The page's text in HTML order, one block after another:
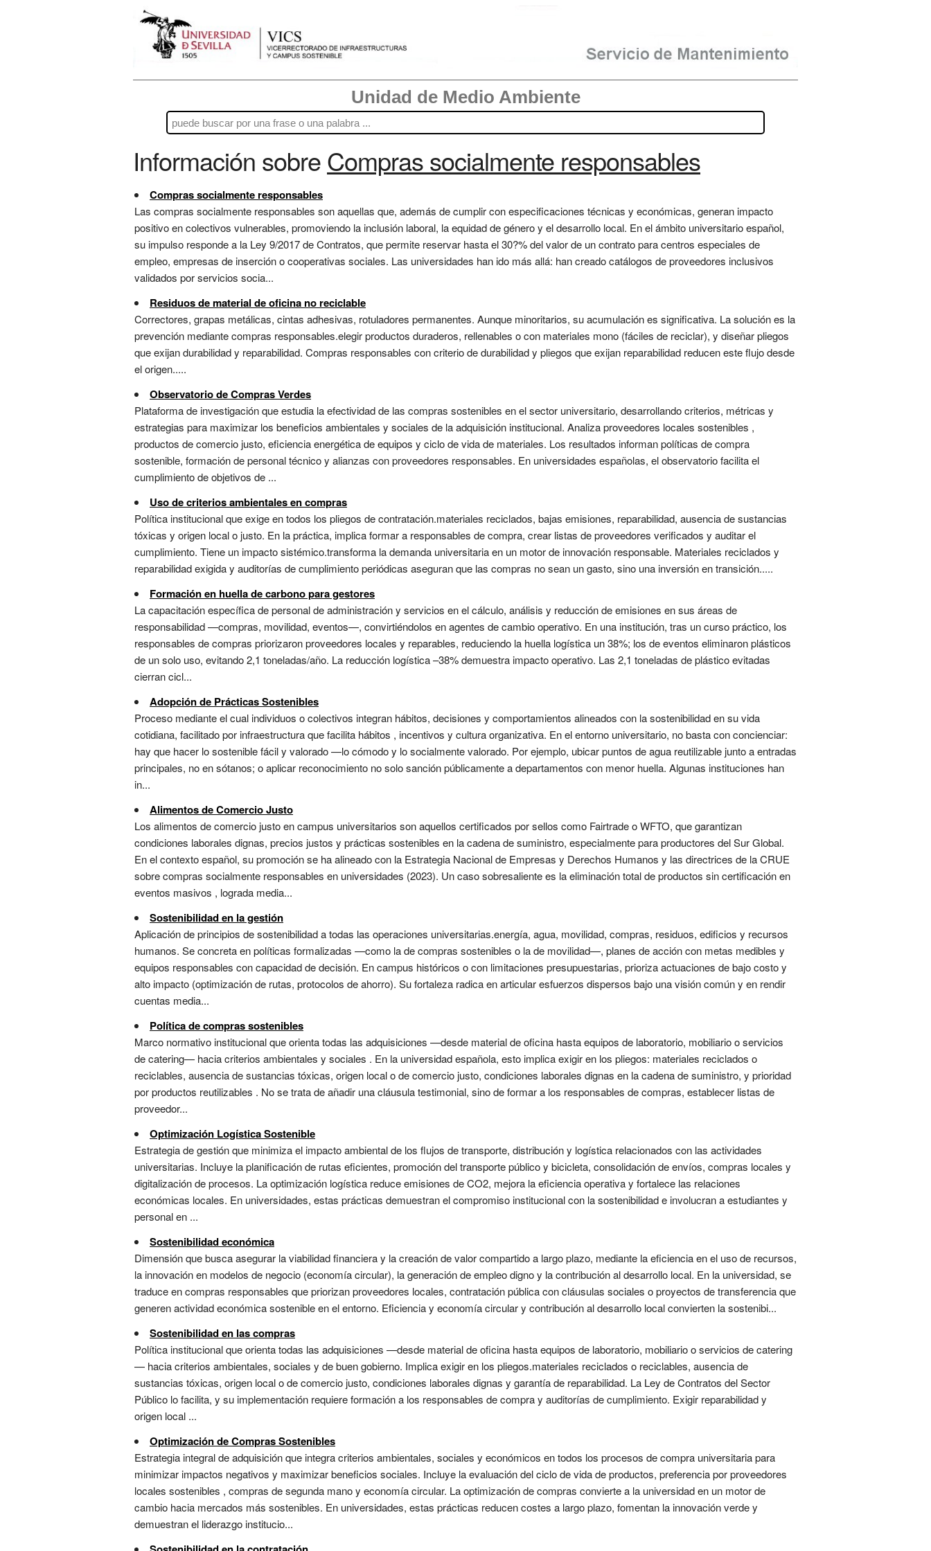
Unidad de Medio Ambiente
Información sobreCompras socialmente responsables
Compras socialmente responsables
Las compras socialmente responsables son aquellas que, además de cumplir con especificaciones técnicas y económicas, generan impacto
positivo en colectivos vulnerables, promoviendo la inclusión laboral, la equidad de género y el desarrollo local. En el ámbito universitario español,
su impulso responde a la Ley 9/2017 de Contratos, que permite reservar hasta el 30?% del valor de un contrato para centros especiales de
empleo, empresas de inserción o cooperativas sociales. Las universidades han ido más allá: han creado catálogos de proveedores inclusivos
validados por servicios socia...
Residuos de material de oficina no reciclable
Correctores, grapas metálicas, cintas adhesivas, rotuladores permanentes. Aunque minoritarios, su acumulación es significativa. La solución es la
prevención mediante compras responsables.elegir productos duraderos, rellenables o con materiales mono (fáciles de reciclar), y diseñar pliegos
que exijan durabilidad y reparabilidad. Compras responsables con criterio de durabilidad y pliegos que exijan reparabilidad reducen este flujo desde
el origen.....
Observatorio de Compras Verdes
Plataforma de investigación que estudia la efectividad de las compras sostenibles en el sector universitario, desarrollando criterios, métricas y
estrategias para maximizar los beneficios ambientales y sociales de la adquisición institucional. Analiza proveedores locales sostenibles ,
productos de comercio justo, eficiencia energética de equipos y ciclo de vida de materiales. Los resultados informan políticas de compra
sostenible, formación de personal técnico y alianzas con proveedores responsables. En universidades españolas, el observatorio facilita el
cumplimiento de objetivos de ...
Uso de criterios ambientales en compras
Política institucional que exige en todos los pliegos de contratación.materiales reciclados, bajas emisiones, reparabilidad, ausencia de sustancias
tóxicas y origen local o justo. En la práctica, implica formar a responsables de compra, crear listas de proveedores verificados y auditar el
cumplimiento. Tiene un impacto sistémico.transforma la demanda universitaria en un motor de innovación responsable. Materiales reciclados y
reparabilidad exigida y auditorías de cumplimiento periódicas aseguran que las compras no sean un gasto, sino una inversión en transición.....
Formación en huella de carbono para gestores
La capacitación específica de personal de administración y servicios en el cálculo, análisis y reducción de emisiones en sus áreas de
responsabilidad —compras, movilidad, eventos—, convirtiéndolos en agentes de cambio operativo. En una institución, tras un curso práctico, los
responsables de compras priorizaron proveedores locales y reparables, reduciendo la huella logística un 38%; los de eventos eliminaron plásticos
de un solo uso, evitando 2,1 toneladas/año. La reducción logística –38% demuestra impacto operativo. Las 2,1 toneladas de plástico evitadas
cierran cicl...
Adopción de Prácticas Sostenibles
Proceso mediante el cual individuos o colectivos integran hábitos, decisiones y comportamientos alineados con la sostenibilidad en su vida
cotidiana, facilitado por infraestructura que facilita hábitos , incentivos y cultura organizativa. En el entorno universitario, no basta con concienciar:
hay que hacer lo sostenible fácil y valorado —lo cómodo y lo socialmente valorado. Por ejemplo, ubicar puntos de agua reutilizable junto a entradas
principales, no en sótanos; o aplicar reconocimiento no solo sanción públicamente a departamentos con menor huella. Algunas instituciones han
in...
Alimentos de Comercio Justo
Los alimentos de comercio justo en campus universitarios son aquellos certificados por sellos como Fairtrade o WFTO, que garantizan
condiciones laborales dignas, precios justos y prácticas sostenibles en la cadena de suministro, especialmente para productores del Sur Global.
En el contexto español, su promoción se ha alineado con la Estrategia Nacional de Empresas y Derechos Humanos y las directrices de la CRUE
sobre compras socialmente responsables en universidades (2023). Un caso sobresaliente es la eliminación total de productos sin certificación en
eventos masivos , lograda media...
Sostenibilidad en la gestión
Aplicación de principios de sostenibilidad a todas las operaciones universitarias.energía, agua, movilidad, compras, residuos, edificios y recursos
humanos. Se concreta en políticas formalizadas —como la de compras sostenibles o la de movilidad—, planes de acción con metas medibles y
equipos responsables con capacidad de decisión. En campus históricos o con limitaciones presupuestarias, prioriza actuaciones de bajo costo y
alto impacto (optimización de rutas, protocolos de ahorro). Su fortaleza radica en articular esfuerzos dispersos bajo una visión común y en rendir
cuentas media...
Política de compras sostenibles
Marco normativo institucional que orienta todas las adquisiciones —desde material de oficina hasta equipos de laboratorio, mobiliario o servicios
de catering— hacia criterios ambientales y sociales . En la universidad española, esto implica exigir en los pliegos: materiales reciclados o
reciclables, ausencia de sustancias tóxicas, origen local o de comercio justo, condiciones laborales dignas en la cadena de suministro, y prioridad
por productos reutilizables . No se trata de añadir una cláusula testimonial, sino de formar a los responsables de compras, establecer listas de
proveedor...
Optimización Logística Sostenible
Estrategia de gestión que minimiza el impacto ambiental de los flujos de transporte, distribución y logística relacionados con las actividades
universitarias. Incluye la planificación de rutas eficientes, promoción del transporte público y bicicleta, consolidación de envíos, compras locales y
digitalización de procesos. La optimización logística reduce emisiones de CO2, mejora la eficiencia operativa y fortalece las relaciones
económicas locales. En universidades, estas prácticas demuestran el compromiso institucional con la sostenibilidad e involucran a estudiantes y
personal en ...
Sostenibilidad económica
Dimensión que busca asegurar la viabilidad financiera y la creación de valor compartido a largo plazo, mediante la eficiencia en el uso de recursos,
la innovación en modelos de negocio (economía circular), la generación de empleo digno y la contribución al desarrollo local. En la universidad, se
traduce en compras responsables que priorizan proveedores locales, contratación pública con cláusulas sociales o proyectos de transferencia que
generen actividad económica sostenible en el entorno. Eficiencia y economía circular y contribución al desarrollo local convierten la sostenibi...
Sostenibilidad en las compras
Política institucional que orienta todas las adquisiciones —desde material de oficina hasta equipos de laboratorio, mobiliario o servicios de catering
— hacia criterios ambientales, sociales y de buen gobierno. Implica exigir en los pliegos.materiales reciclados o reciclables, ausencia de
sustancias tóxicas, origen local o de comercio justo, condiciones laborales dignas y garantía de reparabilidad. La Ley de Contratos del Sector
Público lo facilita, y su implementación requiere formación a los responsables de compra y auditorías de cumplimiento. Exigir reparabilidad y
origen local ...
Optimización de Compras Sostenibles
Estrategia integral de adquisición que integra criterios ambientales, sociales y económicos en todos los procesos de compra universitaria para
minimizar impactos negativos y maximizar beneficios sociales. Incluye la evaluación del ciclo de vida de productos, preferencia por proveedores
locales sostenibles , compras de segunda mano y economía circular. La optimización de compras convierte a la universidad en un motor de
cambio hacia mercados más sostenibles. En universidades, estas prácticas reducen costes a largo plazo, fomentan la innovación verde y
demuestran el liderazgo institucio...